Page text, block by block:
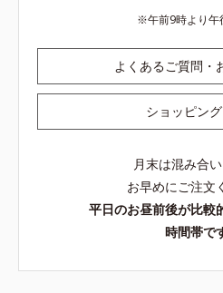
午前9時より午
よくあるご質問・
ショッピン
月末は混み合
お早めにご注文
平日のお昼前後が比較
時間帯で